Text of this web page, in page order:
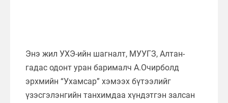
Энэ жил УХЭ-ийн шагналт, МУУГЗ, Алтан-
гадас одонт уран барималч А.Очирболд
эрхмийн “Ухамсар” хэмээх бүтээлийг
үзэсгэлэнгийн танхимдаа хүндэтгэн залсан